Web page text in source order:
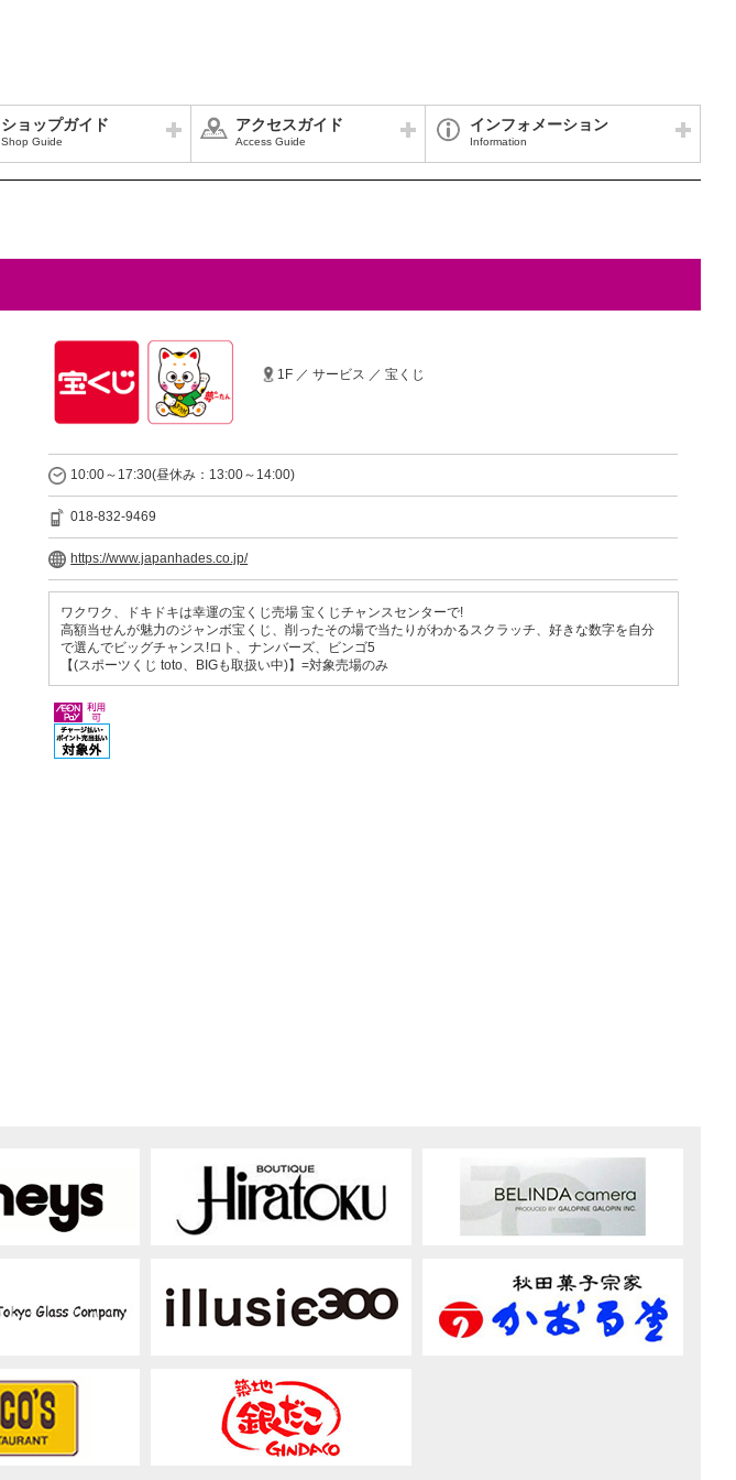
ショップガイド
Shop Guide
アクセスガイド
Access Guide
インフォメーション
Information
1F ／ サービス ／ 宝くじ
10:00～17:30(昼休み：13:00～14:00)
018-832-9469
https://www.japanhades.co.jp/
ワクワク、ドキドキは幸運の宝くじ売場 宝くじチャンスセンターで!
高額当せんが魅力のジャンボ宝くじ、削ったその場で当たりがわかるスクラッチ、好きな数字を自分
で選んでビッグチャンス!ロト、ナンバーズ、ビンゴ5
【(スポーツくじ toto、BIGも取扱い中)】=対象売場のみ